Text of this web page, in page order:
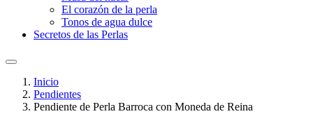
El corazón de la perla
Tonos de agua dulce
Secretos de las Perlas
Inicio
Pendientes
Pendiente de Perla Barroca con Moneda de Reina